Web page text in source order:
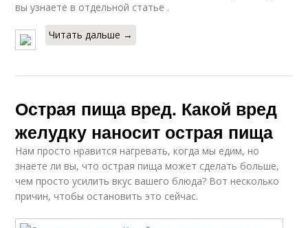
вы узнаете в отдельной статье .
Читать дальше →
Острая пища вред. Какой вред
желудку наносит острая пища
Нам просто нравится нагревать, когда мы едим, но
знаете ли вы, что острая пища может сделать больше,
чем просто усилить вкус вашего блюда? Вот несколько
причин, чтобы остановить это сейчас.